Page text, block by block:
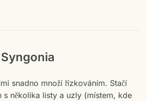
snadno množí řízkováním. Stačí
s několika listy a uzly (místem, kde